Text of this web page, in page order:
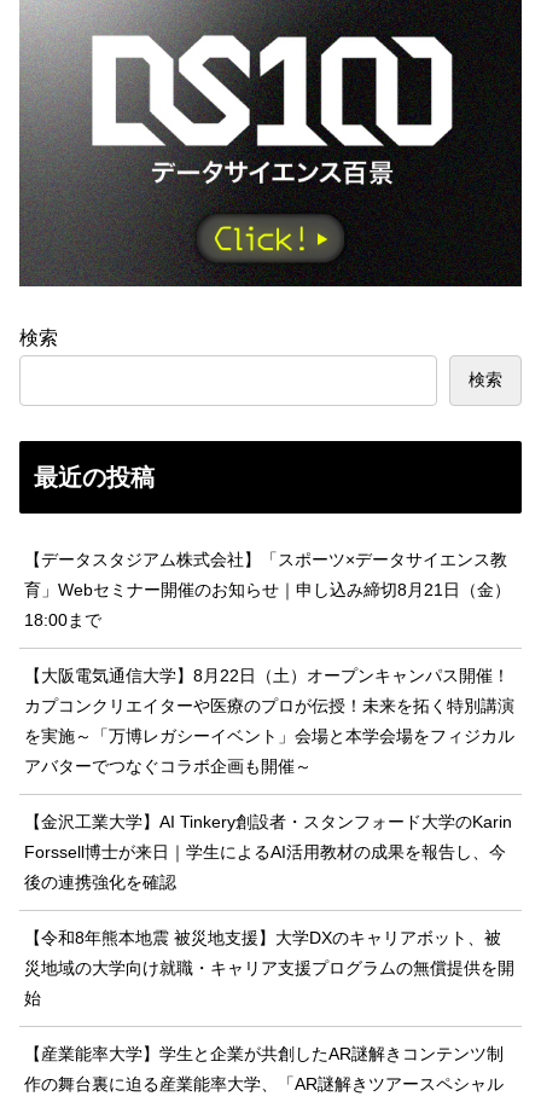
検索
検索
最近の投稿
【データスタジアム株式会社】「スポーツ×データサイエンス教
育」Webセミナー開催のお知らせ｜申し込み締切8月21日（金）
18:00まで
【大阪電気通信大学】8月22日（土）オープンキャンパス開催！
カプコンクリエイターや医療のプロが伝授！未来を拓く特別講演
を実施～「万博レガシーイベント」会場と本学会場をフィジカル
アバターでつなぐコラボ企画も開催～
【金沢工業大学】AI Tinkery創設者・スタンフォード大学のKarin
Forssell博士が来日｜学生によるAI活用教材の成果を報告し、今
後の連携強化を確認
【令和8年熊本地震 被災地支援】大学DXのキャリアボット、被
災地域の大学向け就職・キャリア支援プログラムの無償提供を開
始
【産業能率大学】学生と企業が共創したAR謎解きコンテンツ制
作の舞台裏に迫る産業能率大学、「AR謎解きツアースペシャル